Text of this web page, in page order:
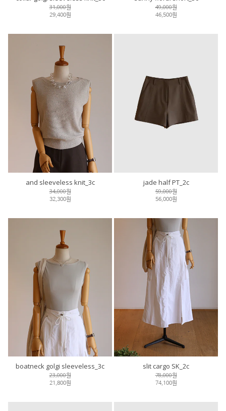
31,000원
29,400원
49,000원
46,500원
and sleeveless knit_3c
34,000원
32,300원
jade half PT_2c
59,000원
56,000원
boatneck golgi sleeveless_3c
23,000원
21,800원
slit cargo SK_2c
78,000원
74,100원